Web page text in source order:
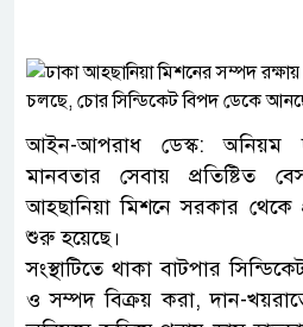
আইন-আপরাধ ডেস্ক: অনিয়ম
মানবতার সেবায় প্রতিষ্টিত
আহ্ছানিয়া মিশনে সরকার থেকে
শুরু হয়েছে।
সংস্থাটিতে থাকা বাটপার
ও সম্পদ বিক্রয় করা, দান-